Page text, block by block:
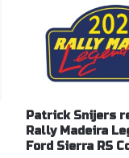
Patrick Snijers
Rally Madeira
Ford Sierra RS